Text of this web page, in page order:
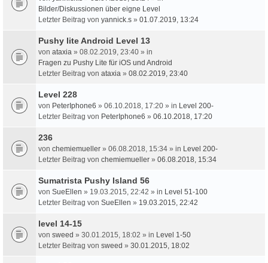
Bilder/Diskussionen über eigne Level
Letzter Beitrag von yannick.s » 01.07.2019, 13:24
Pushy lite Android Level 13
von ataxia » 08.02.2019, 23:40 » in
Fragen zu Pushy Lite für iOS und Android
Letzter Beitrag von ataxia » 08.02.2019, 23:40
Level 228
von PeterIphone6 » 06.10.2018, 17:20 » in Level 200-
Letzter Beitrag von PeterIphone6 » 06.10.2018, 17:20
236
von chemiemueller » 06.08.2018, 15:34 » in Level 200-
Letzter Beitrag von chemiemueller » 06.08.2018, 15:34
Sumatrista Pushy Island 56
von SueEllen » 19.03.2015, 22:42 » in Level 51-100
Letzter Beitrag von SueEllen » 19.03.2015, 22:42
level 14-15
von sweed » 30.01.2015, 18:02 » in Level 1-50
Letzter Beitrag von sweed » 30.01.2015, 18:02